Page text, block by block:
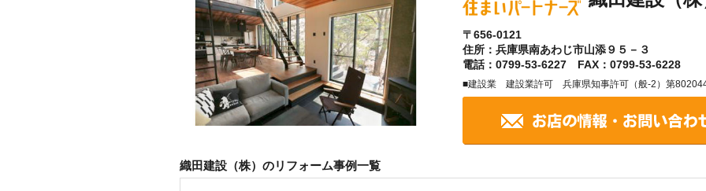
〒656-0121
住所：兵庫県南あわじ市山添９５－３
電話：0799-53-6227 FAX：0799-53-6228
■建設業 建設業許可 兵庫県知事許可（般-2）第
織田建設（株）のリフォーム事例一覧